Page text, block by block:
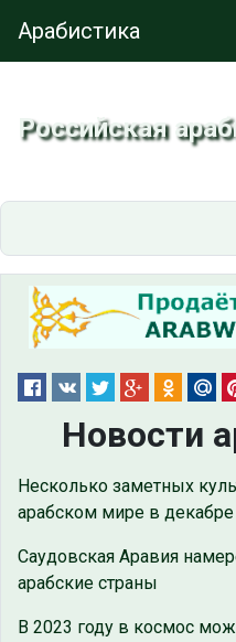
Арабистика
Российская
Новости
Несколько заметных
арабском мире в декабре
Саудовская Аравия
арабские страны
В 2023 году в космос